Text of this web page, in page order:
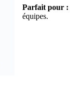
Parfait pour :
équipes.